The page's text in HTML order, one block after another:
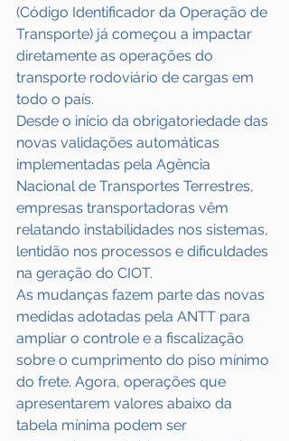
(Código Identificador da Operação de
Transporte) já começou a impactar
diretamente as operações do
transporte rodoviário de cargas em
todo o país.
Desde o início da obrigatoriedade das
novas validações automáticas
implementadas pela Agência
Nacional de Transportes Terrestres,
empresas transportadoras vêm
relatando instabilidades nos sistemas,
lentidão nos processos e dificuldades
na geração do CIOT.
As mudanças fazem parte das novas
medidas adotadas pela ANTT para
ampliar o controle e a fiscalização
sobre o cumprimento do piso mínimo
do frete. Agora, operações que
apresentarem valores abaixo da
tabela mínima podem ser